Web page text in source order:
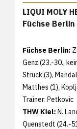
LIQUI MOLY
Füchse
Füchse Berlin:
Genz (23.-30.,
Struck (3),
Matthes (1),
Trainer: Petkovic
THW Kiel:N.
Quenstedt (24.-